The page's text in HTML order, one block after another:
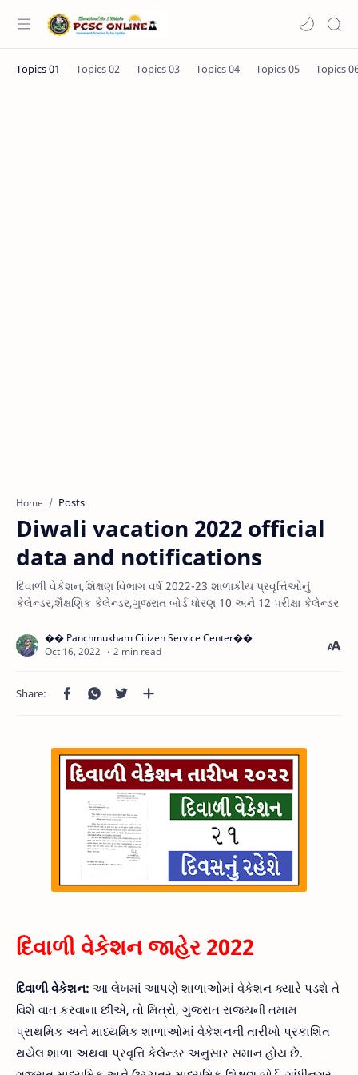
Home Posts
Diwali vacation 2022 official
data and notifications
દિવાળી વેકેશન,શિક્ષણ વિભાગ વર્ષ 2022-23 શાળાકીય પ્રવૃત્તિઓનું
કેલેન્ડર,શૈક્ષણિક કેલેન્ડર,ગુજરાત બોર્ડ ધોરણ 10 અને 12 પરીક્ષા કેલેન્ડર
2 min read
દિવાળી વેકેશન જાહેર 2022
દિવાળી વેકેશન: આ લેખમાં આપણે શાળાઓમાં વેકેશન ક્યારે પડશે તે
વિશે વાત કરવાના છીએ, તો મિત્રો, ગુજરાત રાજ્યની તમામ
પ્રાથમિક અને માધ્યમિક શાળાઓમાં વેકેશનની તારીખો પ્રકાશિત
થયેલ શાળા અથવા પ્રવૃત્તિ કેલેન્ડર અનુસાર સમાન હોય છે.